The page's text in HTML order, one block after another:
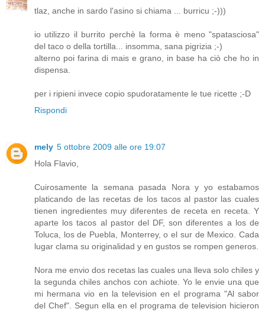
tlaz, anche in sardo l'asino si chiama ... burricu ;-)))
io utilizzo il burrito perchè la forma è meno "spatasciosa"
del taco o della tortilla... insomma, sana pigrizia ;-)
alterno poi farina di mais e grano, in base ha ciò che ho in
dispensa.
per i ripieni invece copio spudoratamente le tue ricette ;-D
Rispondi
mely 5 ottobre 2009 alle ore 19:07
Hola Flavio,
Cuirosamente la semana pasada Nora y yo estabamos
platicando de las recetas de los tacos al pastor las cuales
tienen ingredientes muy diferentes de receta en receta. Y
aparte los tacos al pastor del DF, son diferentes a los de
Toluca, los de Puebla, Monterrey, o el sur de Mexico. Cada
lugar clama su originalidad y en gustos se rompen generos.
Nora me envio dos recetas las cuales una lleva solo chiles y
la segunda chiles anchos con achiote. Yo le envie una que
mi hermana vio en la television en el programa "Al sabor
del Chef". Segun ella en el programa de television hicieron